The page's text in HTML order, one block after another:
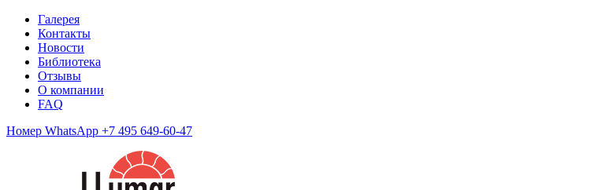
Галерея
Контакты
Новости
Библиотека
Отзывы
О компании
FAQ
Номер WhatsApp +7 495 649-60-47